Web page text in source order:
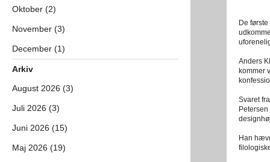
De
Anders
kommer
Svaret
Han
Oktober (2)
November (3)
December (1)
Arkiv
August 2026 (3)
Juli 2026 (3)
Juni 2026 (15)
Maj 2026 (19)